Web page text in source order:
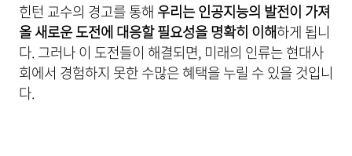
힌턴 교수의 경고를 통해 우리는 인공지능의 발전이 가져
올 새로운 도전에 대응할 필요성을 명확히 이해하게 됩니
다. 그러나 이 도전들이 해결되면, 미래의 인류는 현대사
회에서 경험하지 못한 수많은 혜택을 누릴 수 있을 것입니
다.